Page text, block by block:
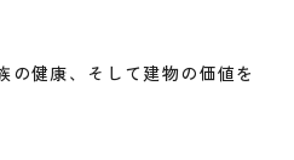
の健康、そして建物の価値を